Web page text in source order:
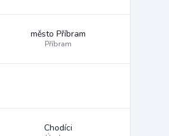
město Příbram
Příbram
Chodíci